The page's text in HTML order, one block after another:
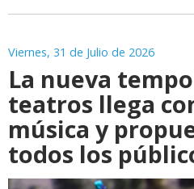
Viernes, 31 de Julio de 2026
La nueva
teatros llega
música y
todos los